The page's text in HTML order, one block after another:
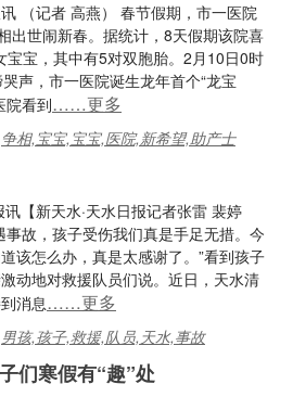
（记者 高燕） 春节假期，市一医院
出世闹新春。据统计，8天假期该院喜
宝，其中有5对双胞胎。2月10日0时
声，市一医院诞生龙年首个“龙宝
院看到……更多
争相,宝宝,宝宝,医院,新希望,助产士
【新天水·天水日报记者张雷 裴婷
事故，孩子受伤我们真是手足无措。今
该怎么办，真是太感谢了。”看到孩子
动地对救援队员们说。近日，天水清
消息……更多
男孩,孩子,救援,队员,天水,事故
们寒假有“趣”处